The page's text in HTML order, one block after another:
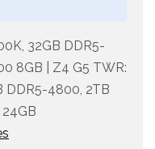
32GB DDR5-
8GB | Z4 G5 TWR:
DDR5-4800, 2TB